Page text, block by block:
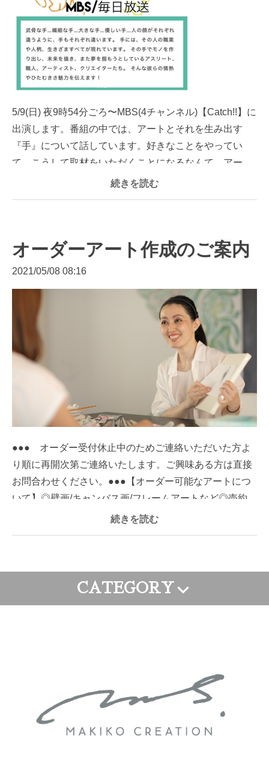
5/9(日) 夜9時54分ごろ〜MBS(4チャンネル)【Catch!!】に
出演します。番組の中では、アートとそれを生み出す
『手』について話しています。好きなことをやってい
て、こうして取材をいただくことになるなんて。アー...
続きを読む
オーダーアート作成のご案内
2021/05/08 08:16
●●● オーダー受付休止中のためご連絡いただいた方よ
り順に再開次第ご連絡いたします。ご興味ある方は直接
お問合わせください。●●●【オーダー可能なアートにつ
いて】◎壁画/キャンバス画/フレームアートなど◎売約...
続きを読む
CATEGORY
FRAME ART CANVAS ART